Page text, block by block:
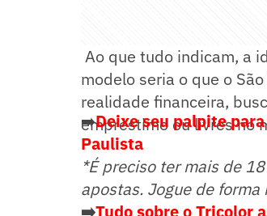
Ao que tudo indicam, a
modelo seria o que o
realidade financeira,
empréstimo ou livres no
➡️Deixe seu palpite
Paulista
*É preciso ter mais de
apostas. Jogue de forma